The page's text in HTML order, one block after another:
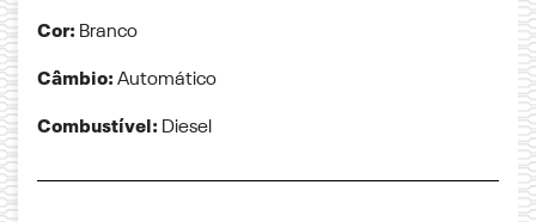
Cor: Branco
Câmbio:Automático
Combustível: Diesel